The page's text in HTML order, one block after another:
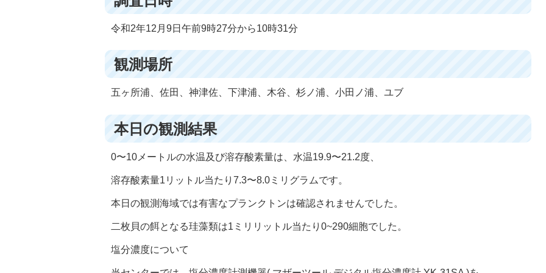
令和2年12月9日午前9時27分から10時31分
観測場所
五ヶ所浦、佐田、神津佐、下津浦、木谷、杉ノ浦、小田ノ浦、ユブ
本日の観測結果
0〜10メートルの水温及び溶存酸素量は、水温19.9〜21.2度、
溶存酸素量1リットル当たり7.3〜8.0ミリグラムです。
本日の観測海域では有害なプランクトンは確認されませんでした。
二枚貝の餌となる珪藻類は1ミリリットル当たり0~290細胞でした。
塩分濃度について